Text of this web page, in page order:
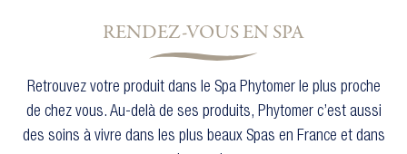
RENDEZ-VOUS EN SPA
Retrouvez votre produit dans le Spa Phytomer le plus proche
de chez vous. Au-delà de ses produits, Phytomer c’est aussi
des soins à vivre dans les plus beaux Spas en France et dans